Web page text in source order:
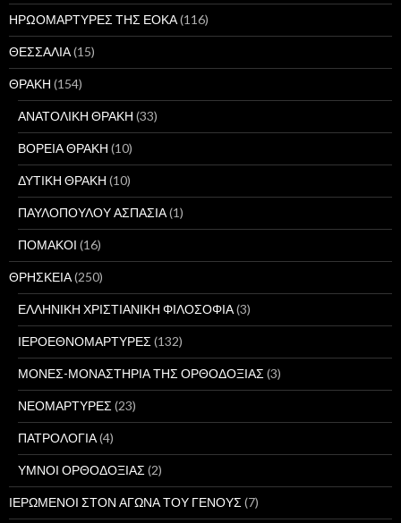
ΗΡΩΟΜΑΡΤΥΡΕΣ ΤΗΣ ΕΟΚΑ(116)
ΘΕΣΣΑΛΙΑ(15)
ΘΡΑΚΗ (154)
ΑΝΑΤΟΛΙΚΗ ΘΡΑΚΗ (33)
ΒΟΡΕΙΑ ΘΡΑΚΗ (10)
ΔΥΤΙΚΗ ΘΡΑΚΗ (10)
ΠΑΥΛΟΠΟΥΛΟΥ ΑΣΠΑΣΙΑ(1)
ΠΟΜΑΚΟΙ (16)
ΘΡΗΣΚΕΙΑ(250)
ΕΛΛΗΝΙΚΗ ΧΡΙΣΤΙΑΝΙΚΗ ΦΙΛΟΣΟΦΙΑ(3)
ΙΕΡΟΕΘΝΟΜΑΡΤΥΡΕΣ (132)
ΜΟΝΕΣ-ΜΟΝΑΣΤΗΡΙΑ ΤΗΣ ΟΡΘΟΔΟΞΙΑΣ (3)
ΝΕΟΜΑΡΤΥΡΕΣ (23)
ΠΑΤΡΟΛΟΓΙΑ(4)
ΥΜΝΟΙ ΟΡΘΟΔΟΞΙΑΣ (2)
ΙΕΡΩΜΕΝΟΙ ΣΤΟΝ ΑΓΩΝΑ ΤΟΥ ΓΕΝΟΥΣ (7)